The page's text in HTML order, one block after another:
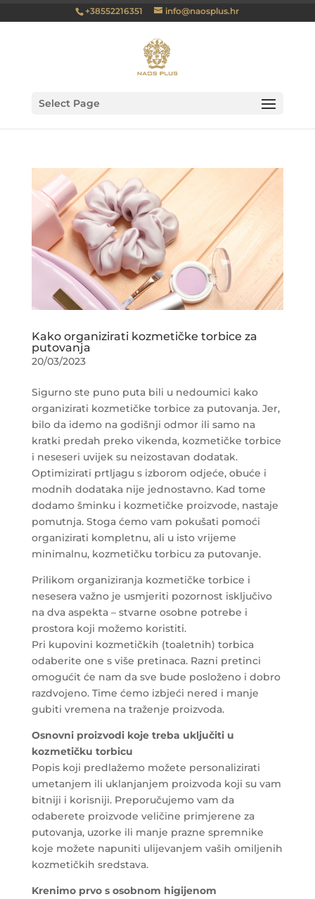
+38552216351 info@naosplus.hr
Select Page
Kako organizirati kozmetičke torbice za
putovanja
20/03/2023
Sigurno ste puno puta bili u nedoumici kako
organizirati kozmetičke torbice za putovanja. Jer,
bilo da idemo na godišnji odmor ili samo na
kratki predah preko vikenda, kozmetičke torbice
i neseseri uvijek su neizostavan dodatak.
Optimizirati prtljagu s izborom odjeće, obuće i
modnih dodataka nije jednostavno. Kad tome
dodamo šminku i kozmetičke proizvode, nastaje
pomutnja. Stoga ćemo vam pokušati pomoći
organizirati kompletnu, ali u isto vrijeme
minimalnu, kozmetičku torbicu za putovanje.
Prilikom organiziranja kozmetičke torbice i
nesesera važno je usmjeriti pozornost isključivo
na dva aspekta – stvarne osobne potrebe i
prostora koji možemo koristiti.
Pri kupovini kozmetičkih (toaletnih) torbica
odaberite one s više pretinaca. Razni pretinci
omogućit će nam da sve bude posloženo i dobro
razdvojeno. Time ćemo izbjeći nered i manje
gubiti vremena na traženje proizvoda.
Osnovni proizvodi koje treba uključiti u
kozmetičku torbicu
Popis koji predlažemo možete personalizirati
umetanjem ili uklanjanjem proizvoda koji su vam
bitniji i korisniji. Preporučujemo vam da
odaberete proizvode veličine primjerene za
putovanja, uzorke ili manje prazne spremnike
koje možete napuniti ulijevanjem vaših omiljenih
kozmetičkih sredstava.
Krenimo prvo s osobnom higijenom